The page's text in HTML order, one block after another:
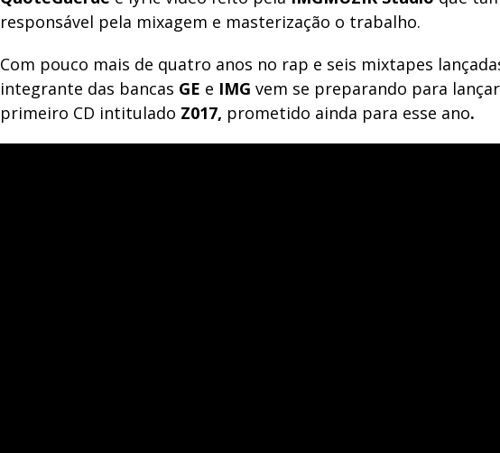
responsável pela mixagem e masterização o trabalho.
Com pouco mais de quatro anos no rap e seis mixtapes
integrante das bancas GE e IMG vem se preparando para
primeiro CD intitulado Z017, prometido ainda para esse ano.